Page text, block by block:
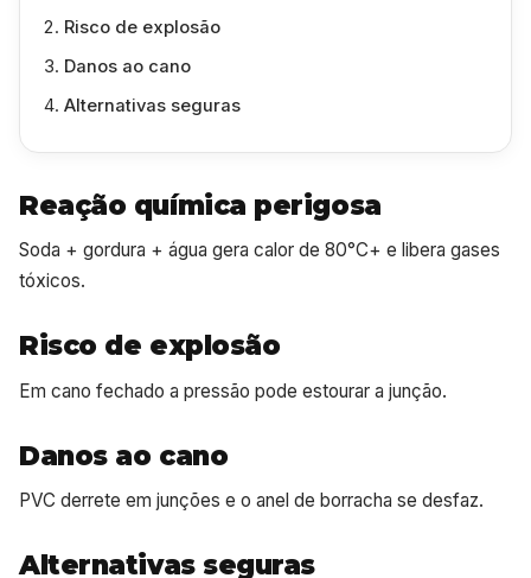
Risco de explosão
Danos ao cano
Alternativas seguras
Reação química perigosa
Soda + gordura + água gera calor de 80°C+ e libera gases
tóxicos.
Risco de explosão
Em cano fechado a pressão pode estourar a junção.
Danos ao cano
PVC derrete em junções e o anel de borracha se desfaz.
Alternativas seguras